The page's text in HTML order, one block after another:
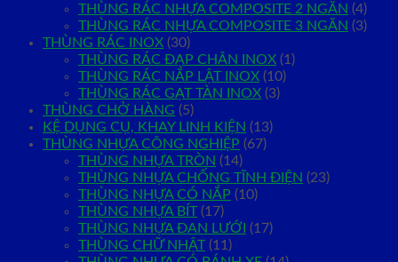
THÙNG RÁC NHỰA COMPOSITE 2 NGĂN (4)
THÙNG RÁC NHỰA COMPOSITE 3 NGĂN (3)
THÙNG RÁC INOX (30)
THÙNG RÁC ĐẠP CHÂN INOX (1)
THÙNG RÁC NẮP LẬT INOX (10)
THÙNG RÁC GẠT TÀN INOX (3)
THÙNG CHỞ HÀNG (5)
KỆ DỤNG CỤ, KHAY LINH KIỆN (13)
THÙNG NHỰA CÔNG NGHIỆP (67)
THÙNG NHỰA TRÒN (14)
THÙNG NHỰA CHỐNG TĨNH ĐIỆN (23)
THÙNG NHỰA CÓ NẮP (10)
THÙNG NHỰA BÍT (17)
THÙNG NHỰA ĐAN LƯỚI
(17)
THÙNG CHỮ NHẬT (11)